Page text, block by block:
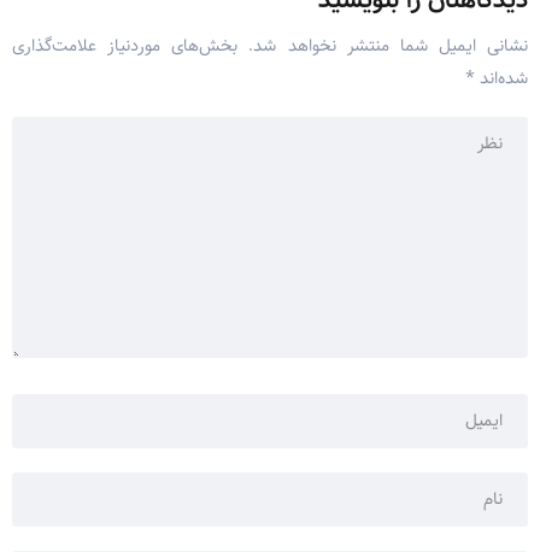
نشانی ایمیل شما منتشر نخواهد شد. بخش‌های موردنیاز علامت‌گذاری
شده‌اند *